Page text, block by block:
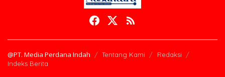
@PT. Media Perdana Indah Tentang Kami
Redaksi
Indeks Berita